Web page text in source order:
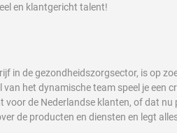
en klantgericht talent!
in de gezondheidszorgsector, is op
van het dynamische team speel je
voor de Nederlandse klanten, of dat
de producten en diensten en legt